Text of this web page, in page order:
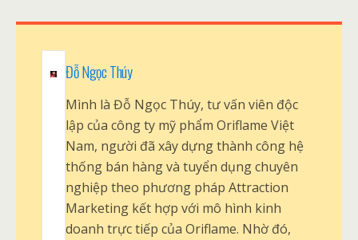
Đỗ Ngọc Thúy
Mình là Đỗ Ngọc Thúy, tư vấn viên độc
lập của công ty mỹ phẩm Oriflame Việt
Nam, người đã xây dựng thành công hệ
thống bán hàng và tuyển dụng chuyên
nghiệp theo phương pháp Attraction
Marketing kết hợp với mô hình kinh
doanh trực tiếp của Oriflame. Nhờ đó,